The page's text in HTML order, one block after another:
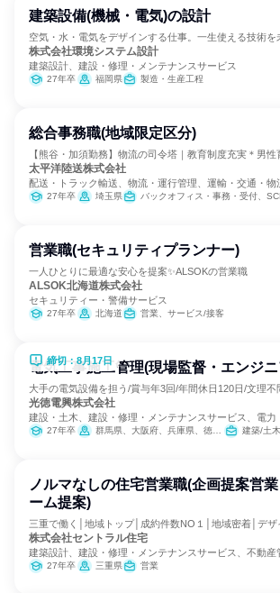
建築設備(機械・電気)の設計
空気・水・電気をデザインする仕事。一生使える技術を
株式会社環境システム設計
建築設計、建設・修理・メンテナンスサービス
27年卒 福岡県 製造・生産工程
総合事務職(地域限定区分)
【熊谷・加須勤務】物流の司令塔｜教育制度充実＊男性
太平洋陸送株式会社
配送・トラック輸送、物流・運行管理、運輸・交通・物
27年卒 埼玉県 バックオフィス・事務・受付、SCM/生産
営業職(セキュリティプランナー)
一人ひとりに最適な安心を提案✨ALSOKの営業職
ALSOK北海道株式会社
セキュリティー・警備サービス
27年卒 北海道 営業、サービス/接客
締切：8月17日
電気工事施工管理(現場監督・エンジ
大手の電気設備を担う/賞与年3回/年間休日120日/文理不
光徳電興株式会社
建設・土木、建設・修理・メンテナンスサービス、電力
ルギー27年卒 群馬県、大阪府、兵庫県、徳島県 建築/土
ノルマなしの住宅営業職(企画提案営
ーム提案)
三重で働く│地域トップ│成約件数NO１│地域密着│デザ
株式会社セントラル住宅
建築設計、建設・修理・メンテナンスサービス、不動産
27年卒 三重県 営業